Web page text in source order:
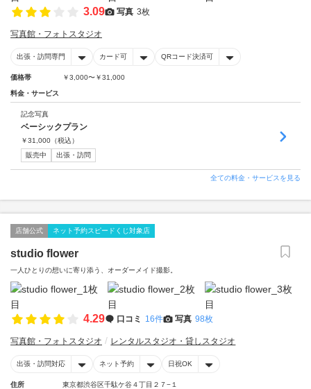
3.09 写真 3枚
写真館・フォトスタジオ
出張・訪問専門 カード可 QRコード決済可
価格帯 ￥3,000〜￥31,000
料金・サービス
記念写真
ベーシックプラン
￥31,000 （税込）
販売中
出張・訪問
全ての料金・サービスを見る
店舗公式 ネット予約スピードくじ対象店
studio flower
一人ひとりの想いに寄り添う、オーダーメイド撮影。
4.29 口コミ 16件 写真 98枚
写真館・フォトスタジオ レンタルスタジオ・貸しスタジオ
出張・訪問対応 ネット予約 日祝OK
住所
東京都渋谷区千駄ケ谷４丁目２７−１